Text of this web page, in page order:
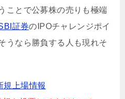
ことで公募株の売りも極端
証券のIPOチャレンジポイ
うなら勝負する人も現れそ
規上場情報